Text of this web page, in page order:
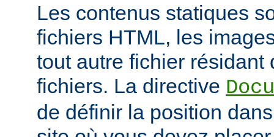
Les contenus statiques
fichiers HTML, les
tout autre fichier résidant
fichiers. La directive
de définir la position